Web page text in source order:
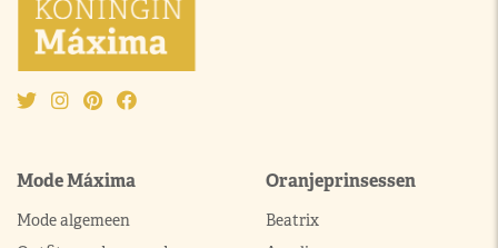
Mode Máxima
Mode algemeen
Oranjeprinsessen
Beatrix